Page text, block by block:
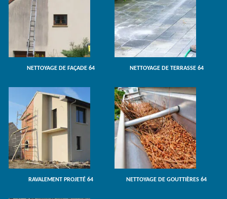
NETTOYAGE DE FAÇADE 64 NETTOYAGE DE TERRASSE 64
RAVALEMENT PROJETÉ 64 NETTOYAGE DE GOUTTIÈRES 64